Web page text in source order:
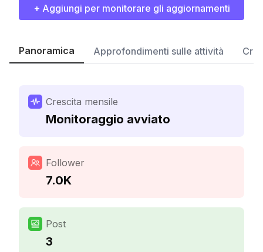
+ Aggiungi per monitorare gli aggiornamenti
Panoramica Approfondimenti sulle attività
Crescita mensile
Monitoraggio avviato
Follower
7.0K
Post
3